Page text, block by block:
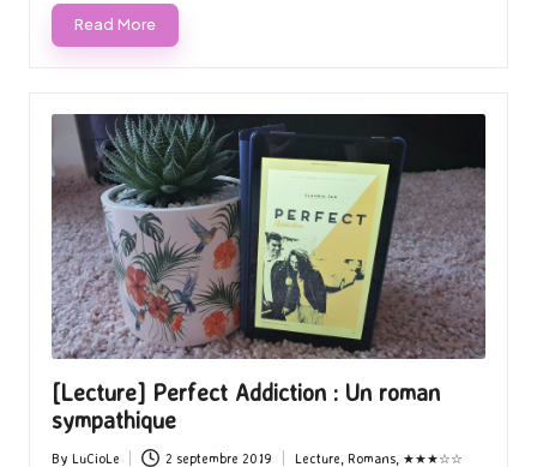
Read More
[Lecture] Perfect Addiction : Un roman
sympathique
By LuCioLe 2 septembre 2019 Lecture Romans, ★★★☆☆